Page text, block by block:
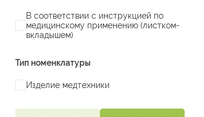
В соответствии с инструкцией по
медицинскому применению (листком-
вкладышем)
Тип номенклатуры
Изделие медтехники